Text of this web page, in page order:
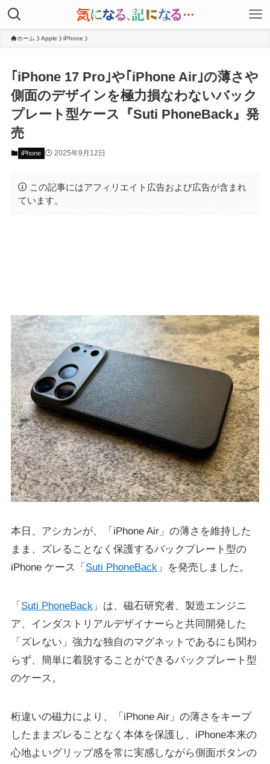
ホーム Apple iPhone
｢iPhone 17 Pro｣や｢iPhone Air｣の薄さや
側面のデザインを極力損なわないバック
プレート型ケース『Suti PhoneBack』発
売
iPhone 2025年9月12日
この記事にはアフィリエイト広告および広告が含まれ
ています。
本日、アシカンが、「iPhone Air」の薄さを維持した
まま、ズレることなく保護するバックプレート型の
iPhone ケース「 Suti PhoneBack」を発売しました。
「 Suti PhoneBack」は、磁石研究者、製造エンジニ
ア、インダストリアルデザイナーらと共同開発した
「ズレない」強力な独自のマグネットであるにも関わ
らず、簡単に着脱することができるバックプレート型
のケース。
桁違いの磁力により、「iPhone Air」の薄さをキープ
したままズレることなく本体を保護し、iPhone本来の
心地よいグリップ感を常に実感しながら側面ボタンの